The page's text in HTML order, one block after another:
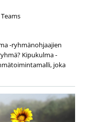
-ryhmänohjaajien
Kipukulma -
joka